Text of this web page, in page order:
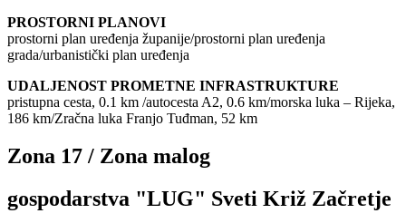
PROSTORNI PLANOVI
prostorni plan uređenja županije/prostorni plan uređenja
grada/urbanistički plan uređenja
UDALJENOST PROMETNE INFRASTRUKTURE
pristupna cesta, 0.1 km /autocesta A2, 0.6 km/morska luka – Rijeka,
186 km/Zračna luka Franjo Tuđman, 52 km
Zona 17 / Zona malog
gospodarstva "LUG" Sveti Križ Začretje